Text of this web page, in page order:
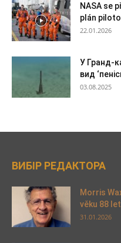
NASA se
plán
22.01.2026
У Гранд-
вид
03.08.2025
ВИБІР РЕДАКТОРА
Morris
věku 88
31.01.2026